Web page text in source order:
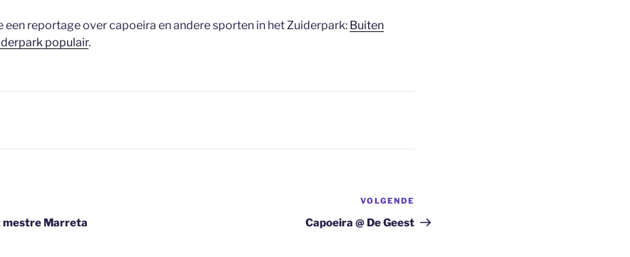
een reportage over capoeira en andere sporten in het Zuiderpark: Buiten
populair.
mestre Marreta
bericht
VOLGENDE
Capoeira @ De Geest